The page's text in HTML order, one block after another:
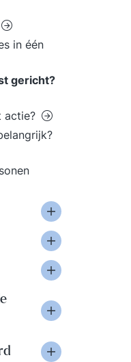
in één
gericht?
actie?